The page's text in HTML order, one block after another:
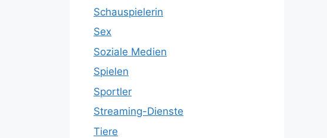
Schauspielerin
Sex
Soziale Medien
Spielen
Sportler
Streaming-Dienste
Tiere